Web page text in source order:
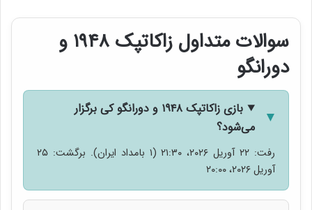
سوالات متداول زاکاتپک ۱۹۴۸ و
دورانگو
بازی زاکاتپک ۱۹۴۸ و دورانگو کی برگزار
می‌شود؟
رفت: ۲۲ آوریل ۲۰۲۶، ۲۱:۳۰ (۱ بامداد ایران). برگشت: ۲۵
آوریل ۲۰۲۶، ۲۰:۰۰